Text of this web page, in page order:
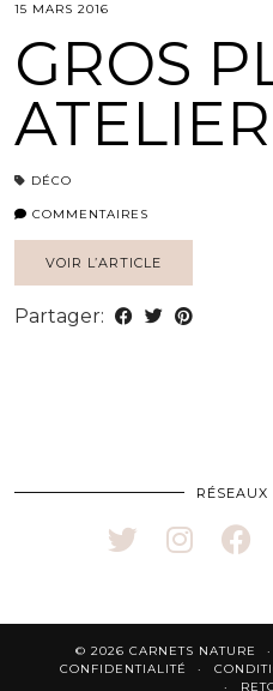
15 MARS 2016
GROS
DÉCO
COMMENTAIRES
VOIR L’ARTICLE
Partager:
RÉSEAUX
© 2026 CARNETS NATURE
CONFIDENTIALITÉ